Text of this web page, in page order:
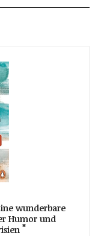
wunderbare
Humor und